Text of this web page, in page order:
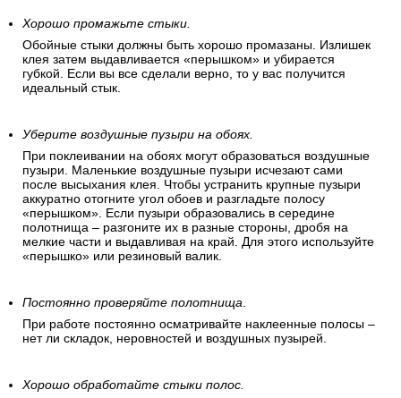
Хорошо промажьте стыки.
Обойные стыки должны быть хорошо промазаны. Излишек
клея затем выдавливается «перышком» и убирается
губкой. Если вы все сделали верно, то у вас получится
идеальный стык.
Уберите воздушные пузыри на обоях.
При поклеивании на обоях могут образоваться воздушные
пузыри. Маленькие воздушные пузыри исчезают сами
после высыхания клея. Чтобы устранить крупные пузыри
аккуратно отогните угол обоев и разгладьте полосу
«перышком». Если пузыри образовались в середине
полотнища – разгоните их в разные стороны, дробя на
мелкие части и выдавливая на край. Для этого используйте
«перышко» или резиновый валик.
Постоянно проверяйте полотнища.
При работе постоянно осматривайте наклеенные полосы –
нет ли складок, неровностей и воздушных пузырей.
Хорошо обработайте стыки полос.